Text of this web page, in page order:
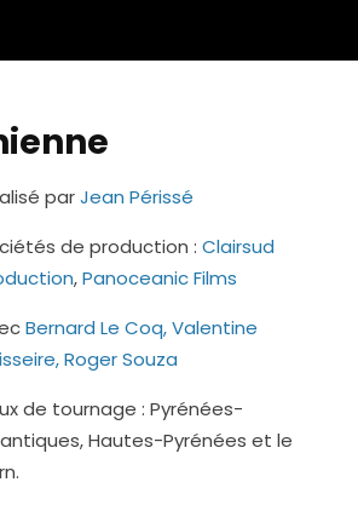
?
parJean Périssé
de production : Clairsud
,Panoceanic Films
Bernard Le Coq,Valentine
,Roger Souza
de tournage : Pyrénées-
Hautes-Pyrénées et le